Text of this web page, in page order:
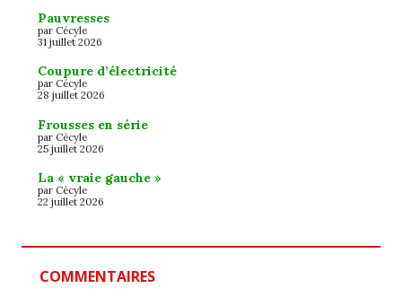
Pauvresses
par Cécyle
31 juillet 2026
Coupure d’électricité
par Cécyle
28 juillet 2026
Frousses en série
par Cécyle
25 juillet 2026
La « vraie gauche »
par Cécyle
22 juillet 2026
COMMENTAIRES